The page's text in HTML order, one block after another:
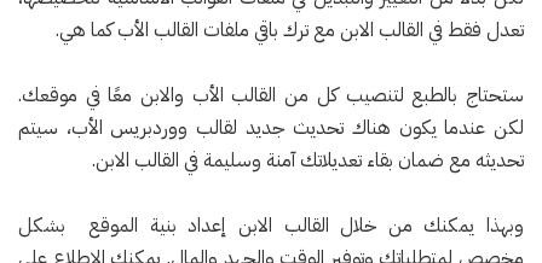
تعدل فقط في القالب الابن مع ترك باقي ملفات القالب الأب كما هي.
ستحتاج بالطبع لتنصيب كل من القالب الأب والابن معًا في موقعك.
لكن عندما يكون هناك تحديث جديد لقالب ووردبريس الأب، سيتم
تحديثه مع ضمان بقاء تعديلاتك آمنة وسليمة في القالب الابن.
وبهذا يمكنك من خلال القالب الابن إعداد بنية الموقع بشكل